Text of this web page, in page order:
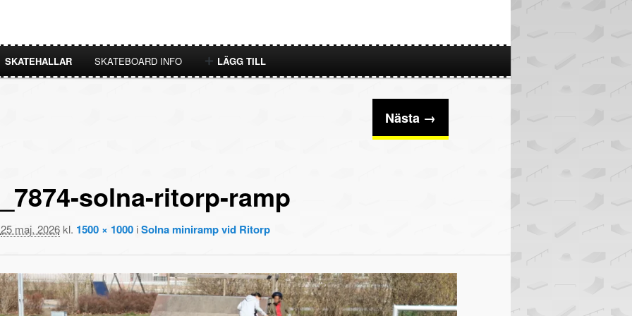
SKATEHALLAR SKATEBOARD INFO LÄGG TILL
Nästa →
solna-ritorp-ramp
25 maj, 2026kl. 1500 × 1000iSolna miniramp vid Ritorp